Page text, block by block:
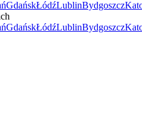
GdańskŁódźLublinBydgoszcz
GdańskŁódźLublinBydgoszcz